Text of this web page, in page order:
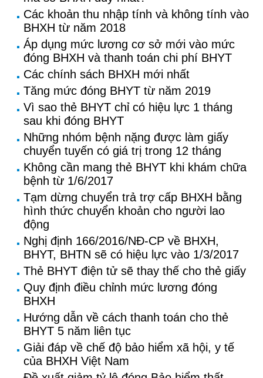
Các khoản thu nhập tính và không tính vào
BHXH từ năm 2018
Áp dụng mức lương cơ sở mới vào mức
đóng BHXH và thanh toán chi phí BHYT
Các chính sách BHXH mới nhất
Tăng mức đóng BHYT từ năm 2019
Vì sao thẻ BHYT chỉ có hiệu lực 1 tháng
sau khi đóng BHYT
Những nhóm bệnh nặng được làm giấy
chuyển tuyến có giá trị trong 12 tháng
Không cần mang thẻ BHYT khi khám chữa
bệnh từ 1/6/2017
Tạm dừng chuyển trả trợ cấp BHXH bằng
hình thức chuyển khoản cho người lao
động
Nghị định 166/2016/NĐ-CP về BHXH,
BHYT, BHTN sẽ có hiệu lực vào 1/3/2017
Thẻ BHYT điện tử sẽ thay thế cho thẻ giấy
Quy định điều chỉnh mức lương đóng
BHXH
Hướng dẫn về cách thanh toán cho thẻ
BHYT 5 năm liên tục
Giải đáp về chế độ bảo hiểm xã hội, y tế
của BHXH Việt Nam